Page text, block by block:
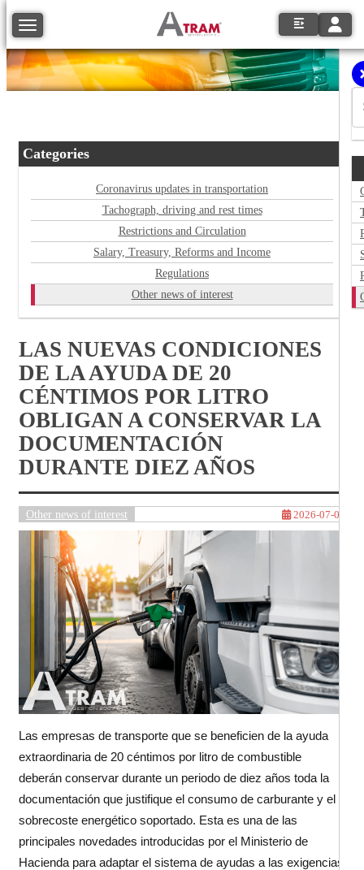
Toggle navigation
Categories
Coronavirus updates in transportation
Tachograph, driving and rest times
Restrictions and Circulation
Salary, Treasury, Reforms and Income
Regulations
Other news of interest
LAS NUEVAS CONDICIONES
DE LA AYUDA DE 20
CÉNTIMOS POR LITRO
OBLIGAN A CONSERVAR LA
DOCUMENTACIÓN
DURANTE DIEZ AÑOS
Other news of interest 2026-07-07
Las empresas de transporte que se beneficien de la ayuda
extraordinaria de 20 céntimos por litro de combustible
deberán conservar durante un periodo de diez años toda la
documentación que justifique el consumo de carburante y el
sobrecoste energético soportado. Esta es una de las
principales novedades introducidas por el Ministerio de
Hacienda para adaptar el sistema de ayudas a las exigencias